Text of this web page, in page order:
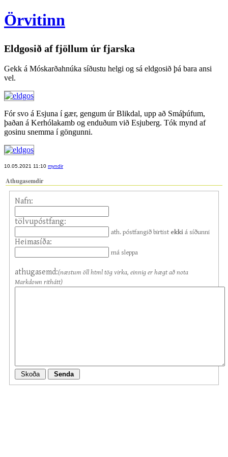
Örvitinn
Eldgosið af fjöllum úr fjarska
Gekk á Móskarðahnúka síðustu helgi og sá eldgosið þá bara ansi
vel.
Fór svo á Esjuna í gær, gengum úr Blikdal, upp að Smáþúfum,
þaðan á Kerhólakamb og enduðum við Esjuberg. Tók mynd af
gosinu snemma í göngunni.
10.05.2021 11:10 myndir
Athugasemdir
Nafn:
tölvupóstfang:
ath. póstfangið birtist ekkiá síðunni
Heimasíða:
má sleppa
athugasemd:(næstum öll html tög virka, einnig er hægt að nota
Markdown rithátt)